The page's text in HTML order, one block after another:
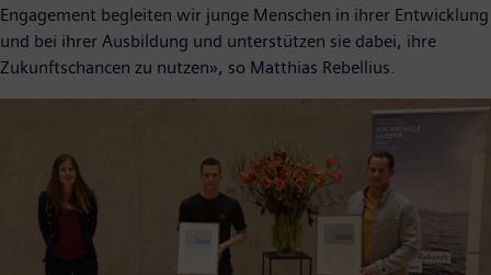
Engagement begleiten wir junge Menschen in ihrer Entwicklung
und bei ihrer Ausbildung und unterstützen sie dabei, ihre
Zukunftschancen zu nutzen», so Matthias Rebellius.